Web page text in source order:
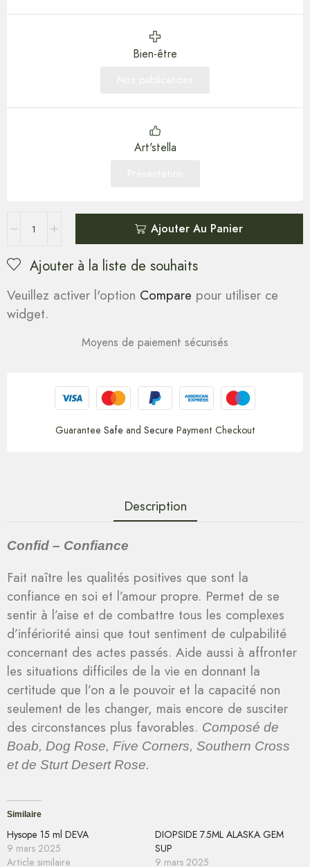
Bien-être
Art'stella
Ajouter Au Panier
Ajouter à la liste de souhaits
Veuillez activer l'option Compare pour utiliser ce
widget.
Moyens de paiement sécurisés
Guarantee Safe and Secure Payment Checkout
Description
Confid – Confiance
Fait naître les qualités positives que sont la
confiance en soi et l’amour propre. Permet de se
sentir à l’aise et de combattre tous les complexes
d’infériorité ainsi que tout sentiment de culpabilité
concernant des actes passés. Aide aussi à affronter
les situations difficiles de la vie en donnant la
certitude que l’on a le pouvoir et la capacité non
seulement de les changer, mais encore de susciter
des circonstances plus favorables. Composé de
Boab, Dog Rose, Five Corners, Southern Cross
et de Sturt Desert Rose.
Similaire
Hysope 15 ml DEVA
9 mars 2025
Article similaire
DIOPSIDE 7.5ML ALASKA GEM
SUP
9 mars 2025